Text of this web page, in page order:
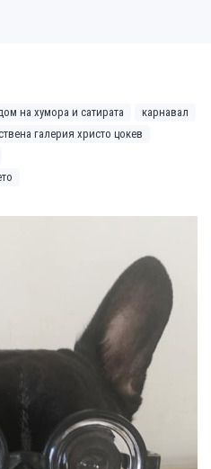
на хумора и сатирата
карнавал
галерия христо цокев